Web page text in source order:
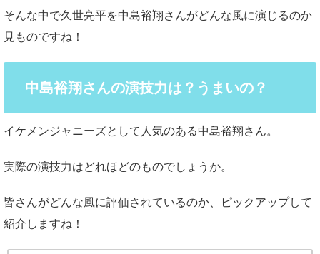
そんな中で久世亮平を中島裕翔さんがどんな風に演じるのか
見ものですね！
中島裕翔さんの演技力は？うまいの？
イケメンジャニーズとして人気のある中島裕翔さん。
実際の演技力はどれほどのものでしょうか。
皆さんがどんな風に評価されているのか、ピックアップして
紹介しますね！